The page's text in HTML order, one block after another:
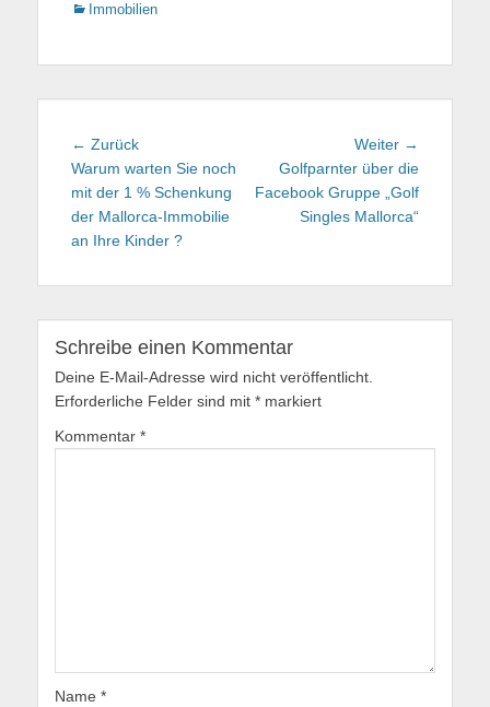
Kategorien
Immobilien
Beitragsnavigation
← Zurück
Beitrag:
Warum warten Sie noch
mit der 1 % Schenkung
der Mallorca-Immobilie
an Ihre Kinder ?
Weiter →
Golfparnter über die
Facebook Gruppe „Golf
Singles Mallorca“
Schreibe einen Kommentar
Deine E-Mail-Adresse wird nicht veröffentlicht.
Erforderliche Felder sind mit * markiert
Kommentar *
Name *